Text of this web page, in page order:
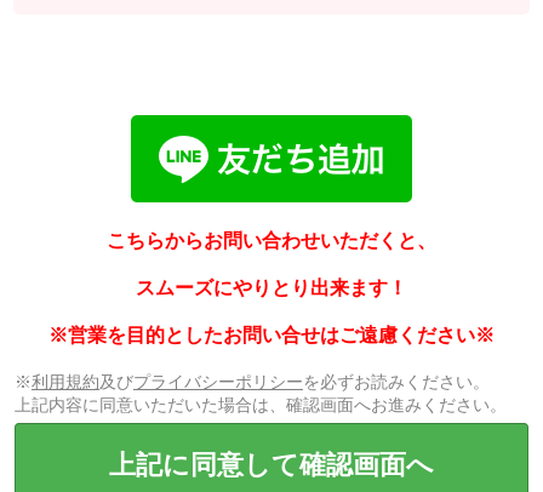
こちらからお問い合わせいただくと、
スムーズにやりとり出来ます！
※営業を目的としたお問い合せはご遠慮ください※
※利用規約及びプライバシーポリシーを必ずお読みください。
上記内容に同意いただいた場合は、確認画面へお進みください。
上記に同意して確認画面へ